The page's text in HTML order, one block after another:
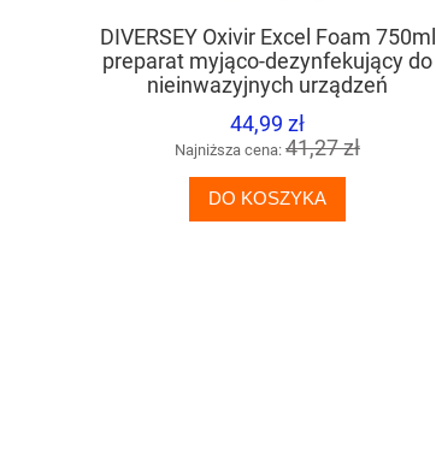
DIVERSEY Oxivir Excel Foam 750ml
preparat myjąco-dezynfekujący do
nieinwazyjnych urządzeń
medycznych oraz powierzchni
nieporowatych na bazie AHP
44,99 zł
Najniższa cena: 41,27 zł
DO KOSZYKA